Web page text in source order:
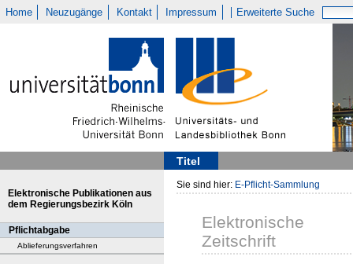
Home Neuzugänge Kontakt Impressum Erweiterte Suche
Titel
Elektronische Publikationen aus
dem Regierungsbezirk Köln
Pflichtabgabe
Ablieferungsverfahren
Sie sind hier: E-Pflicht-Sammlung
Elektronische
Zeitschrift